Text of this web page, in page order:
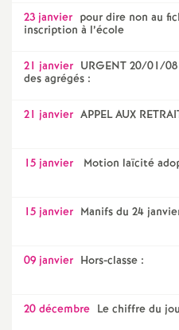
23 janvier pour dire non au
inscription à l’école
21 janvier URGENT 20/01/
des agrégés :
21 janvier APPEL AUX
15 janvier Motion laïcité
15 janvier Manifs du 24
09 janvier Hors-classe :
20 décembre Le chiffre du